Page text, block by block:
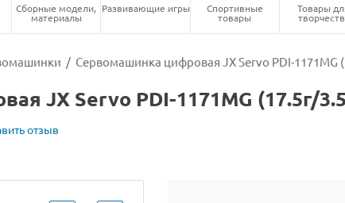
Сборные модели,
материалы
Развивающие игры Спортивные
товары
Товары
/ Сервомашинка цифровая JX Servo PDI-1171MG
JX Servo PDI-1171MG (17.5г/
отзыв